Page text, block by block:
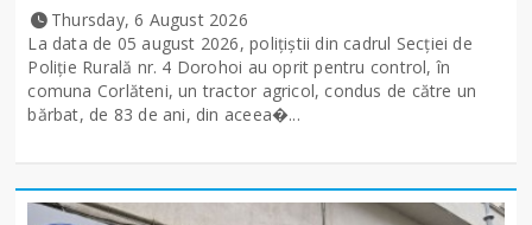
Thursday, 6 August 2026
La data de 05 august 2026, polițiștii din cadrul Secției de
Poliție Rurală nr. 4 Dorohoi au oprit pentru control, în
comuna Corlăteni, un tractor agricol, condus de către un
bărbat, de 83 de ani, din aceea�...